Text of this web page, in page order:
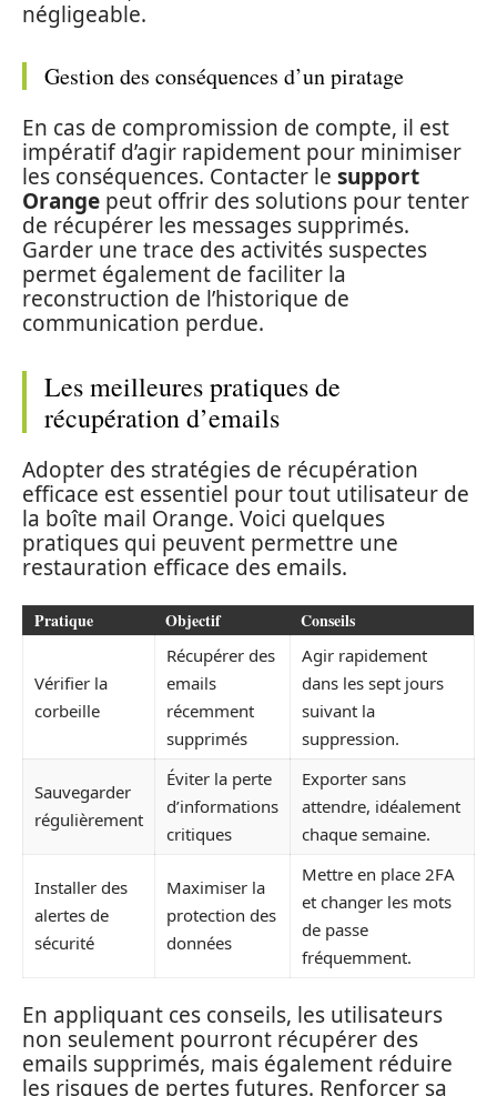
négligeable.
Gestion des conséquences d’un piratage
En cas de compromission de compte, il est
impératif d’agir rapidement pour minimiser
les conséquences. Contacter le support
Orange peut offrir des solutions pour tenter
de récupérer les messages supprimés.
Garder une trace des activités suspectes
permet également de faciliter la
reconstruction de l’historique de
communication perdue.
Les meilleures pratiques de
récupération d’emails
Adopter des stratégies de récupération
efficace est essentiel pour tout utilisateur de
la boîte mail Orange. Voici quelques
pratiques qui peuvent permettre une
restauration efficace des emails.
Pratique Objectif Conseils
Vérifier la
corbeille
Récupérer des
emails
récemment
supprimés
Agir rapidement
dans les sept jours
suivant la
suppression.
Sauvegarder
régulièrement
Éviter la perte
d’informations
critiques
Exporter sans
attendre, idéalement
chaque semaine.
Installer des
alertes de
sécurité
Maximiser la
protection des
données
Mettre en place 2FA
et changer les mots
de passe
fréquemment.
En appliquant ces conseils, les utilisateurs
non seulement pourront récupérer des
emails supprimés, mais également réduire
les risques de pertes futures. Renforcer sa